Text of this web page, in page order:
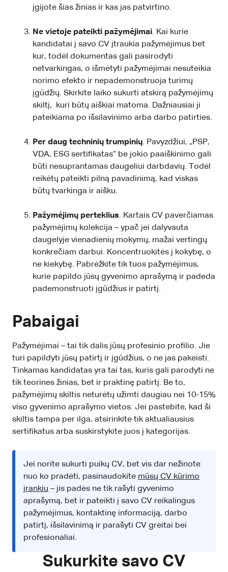
įgijote šias žinias ir kas jas patvirtino.
Ne vietoje pateikti pažymėjimai. Kai kurie
kandidatai į savo CV įtraukia pažymėjimus bet
kur, todėl dokumentas gali pasirodyti
netvarkingas, o išmėtyti pažymėjimai nesuteikia
norimo efekto ir nepademonstruoja turimų
įgūdžių. Skirkite laiko sukurti atskirą pažymėjimų
skiltį, kuri būtų aiškiai matoma. Dažniausiai ji
pateikiama po išsilavinimo arba darbo patirties.
Per daug techninių trumpinių. Pavyzdžiui, „PSP,
VDA, ESG sertifikatas“ be jokio paaiškinimo gali
būti nesuprantamas daugeliui darbdavių. Todėl
reikėtų pateikti pilną pavadinimą, kad viskas
būtų tvarkinga ir aišku.
Pažymėjimų perteklius. Kartais CV paverčiamas
pažymėjimų kolekcija – ypač jei dalyvauta
daugelyje vienadienių mokymų, mažai vertingų
konkrečiam darbui. Koncentruokitės į kokybę, o
ne kiekybę. Pabrėžkite tik tuos pažymėjimus,
kurie papildo jūsų gyvenimo aprašymą ir padeda
pademonstruoti įgūdžius ir patirtį.
Pabaigai
Pažymėjimai – tai tik dalis jūsų profesinio profilio. Jie
turi papildyti jūsų patirtį ir įgūdžius, o ne jas pakeisti.
Tinkamas kandidatas yra tai tas, kuris gali parodyti ne
tik teorines žinias, bet ir praktinę patirtį. Be to,
pažymėjimų skiltis neturėtų užimti daugiau nei 10-15%
viso gyvenimo aprašymo vietos. Jei pastebite, kad ši
skiltis tampa per ilga, atsirinkite tik aktualiausius
sertifikatus arba suskirstykite juos į kategorijas.
Jei norite sukurti puikų CV, bet vis dar nežinote
nuo ko pradėti, pasinaudokite mūsų CV kūrimo
įrankiu – jis padės ne tik rašyti gyvenimo
aprašymą, bet ir pateikti į savo CV reikalingus
pažymėjimus, kontaktinę informaciją, darbo
patirtį, išsilavinimą ir parašyti CV greitai bei
profesionaliai.
Sukurkite savo CV